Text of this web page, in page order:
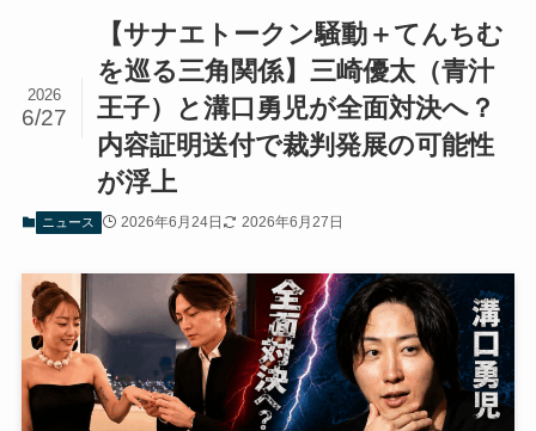
【サナエトークン騒動＋てんちむ
を巡る三角関係】三崎優太（青汁
王子）と溝口勇児が全面対決へ？
内容証明送付で裁判発展の可能性
が浮上
2026
6/27
ニュース 2026年6月24日 2026年6月27日